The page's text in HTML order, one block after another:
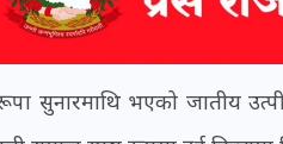
रूपा सुनारमाथि भएको जातीय